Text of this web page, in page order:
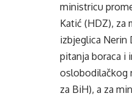
ministricu
Katić (HDZ), za
izbjeglica Nerin
pitanja boraca i
oslobodilačkog
za BiH), a za